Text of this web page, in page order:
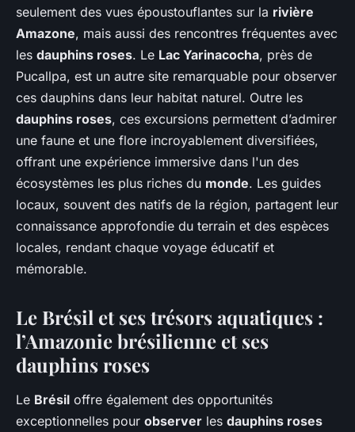
seulement des vues époustouflantes sur la rivière
Amazone, mais aussi des rencontres fréquentes avec
les dauphins roses. Le Lac Yarinacocha, près de
Pucallpa, est un autre site remarquable pour observer
ces dauphins dans leur habitat naturel. Outre les
dauphins roses, ces excursions permettent d’admirer
une faune et une flore incroyablement diversifiées,
offrant une expérience immersive dans l'un des
écosystèmes les plus riches du monde. Les guides
locaux, souvent des natifs de la région, partagent leur
connaissance approfondie du terrain et des espèces
locales, rendant chaque voyage éducatif et
mémorable.
Le Brésil et ses trésors aquatiques :
l’Amazonie brésilienne et ses
dauphins roses
Le Brésil offre également des opportunités
exceptionnelles pour observer les dauphins roses